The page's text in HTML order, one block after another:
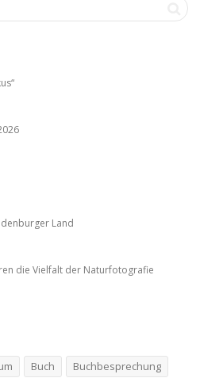
Land
die Vielfalt der Naturfotografie
Buch Buchbesprechung